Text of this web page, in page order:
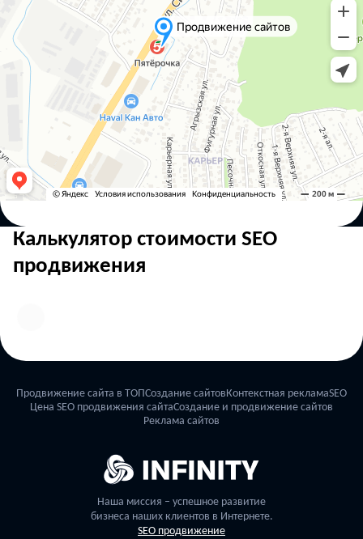
Калькулятор стоимости SEO
продвижения
Продвижение сайта в ТОПСоздание сайтовКонтекстная рекламаSEO
Цена SEO продвижения сайтаСоздание и продвижение сайтов
Реклама сайтов
Наша миссия – успешное развитие
бизнеса наших клиентов в Интернете.
SEO продвижение